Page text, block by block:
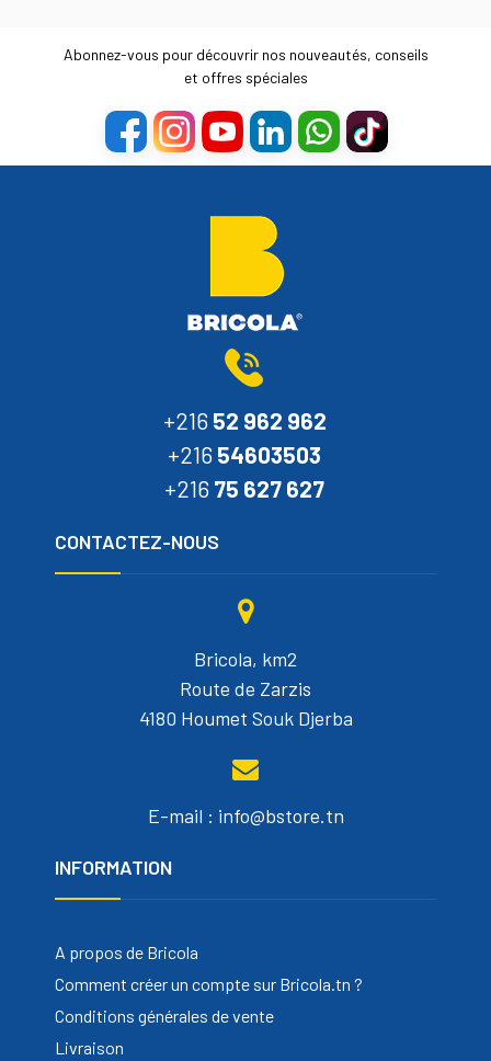
Abonnez-vous pour découvrir nos nouveautés, conseils
et offres spéciales
+216 52 962 962
+216 54603503
+216 75 627 627
CONTACTEZ-NOUS
Bricola, km2
Route de Zarzis
4180 Houmet Souk Djerba
E-mail : info@bstore.tn
INFORMATION
A propos de Bricola
Comment créer un compte sur Bricola.tn ?
Conditions générales de vente
Livraison